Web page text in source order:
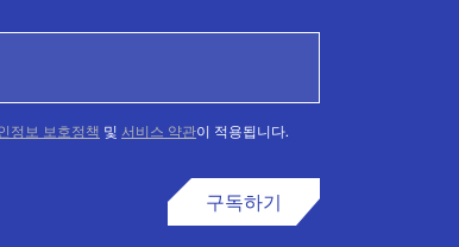
정보 보호정책 및 서비스 약관이 적용됩니다.
구독하기